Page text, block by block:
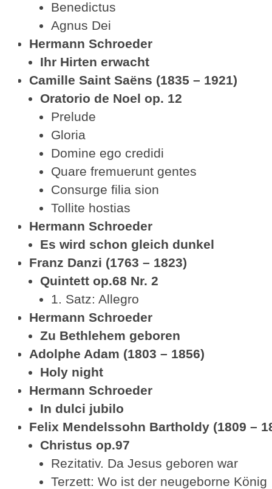
Benedictus
Agnus Dei
Hermann Schroeder
Ihr Hirten erwacht
Camille Saint Saëns (1835 – 1921)
Oratorio de Noel op. 12
Prelude
Gloria
Domine ego credidi
Quare fremuerunt gentes
Consurge filia sion
Tollite hostias
Hermann Schroeder
Es wird schon gleich dunkel
Franz Danzi (1763 – 1823)
Quintett op.68 Nr. 2
1. Satz: Allegro
Hermann Schroeder
Zu Bethlehem geboren
Adolphe Adam (1803 – 1856)
Holy night
Hermann Schroeder
In dulci jubilo
Felix Mendelssohn Bartholdy (1809 –
Christus op.97
Rezitativ. Da Jesus geboren war
Terzett: Wo ist der neugeborne König